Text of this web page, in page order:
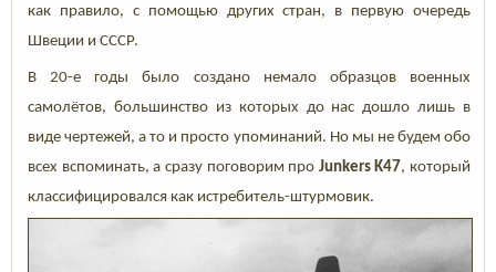
как правило, с помощью других стран, в первую очередь
Швеции и СССР.
В 20-е годы было создано немало образцов военных
самолётов, большинство из которых до нас дошло лишь в
виде чертежей, а то и просто упоминаний. Но мы не будем обо
всех вспоминать, а сразу поговорим про Junkers K47, который
классифицировался как истребитель-штурмовик.